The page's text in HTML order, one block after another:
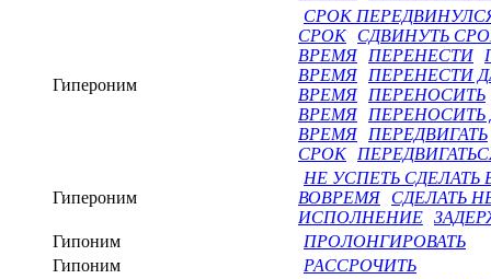
Гипероним
СРОК
СРОК
СДВИНУТЬ
ВРЕМЯ
ПЕРЕНЕСТИ
ВРЕМЯ
ПЕРЕНЕСТИ
ВРЕМЯ
ПЕРЕНОСИТЬ
ВРЕМЯ
ПЕРЕНОСИТЬ
ВРЕМЯ
ПЕРЕДВИГАТЬ
СРОК
Гипероним
НЕ УСПЕТЬ СДЕЛАТЬ
ВОВРЕМЯ
СДЕЛАТЬ
ИСПОЛНЕНИЕ
Гипоним
ПРОЛОНГИРОВАТЬ
Гипоним
РАССРОЧИТЬ